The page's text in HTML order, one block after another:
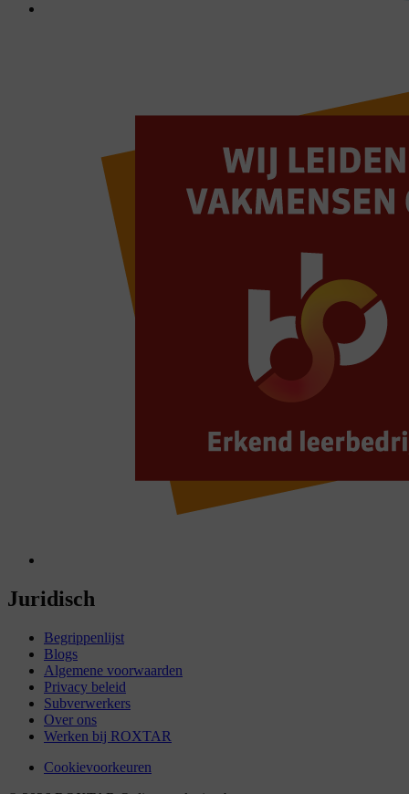
Juridisch
Begrippenlijst
Blogs
Algemene voorwaarden
Privacy beleid
Subverwerkers
Over ons
Werken bij ROXTAR
Cookievoorkeuren